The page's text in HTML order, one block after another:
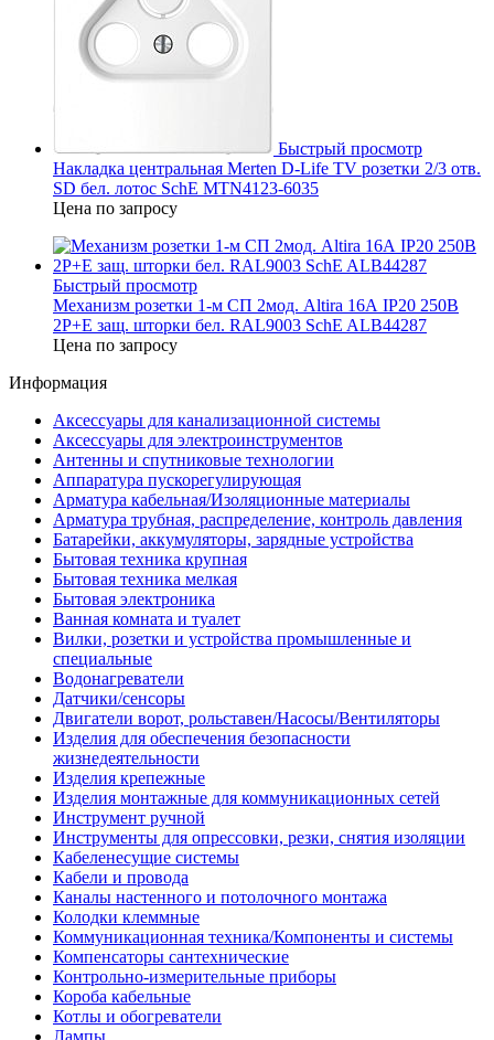
Быстрый просмотр
Накладка центральная Merten D-Life TV розетки 2/3 отв.
SD бел. лотос SchE MTN4123-6035
Цена по запросу
Быстрый просмотр
Механизм розетки 1-м СП 2мод. Altira 16А IP20 250В
2P+E защ. шторки бел. RAL9003 SchE ALB44287
Цена по запросу
Информация
Аксессуары для канализационной системы
Аксессуары для электроинструментов
Антенны и спутниковые технологии
Аппаратура пускорегулирующая
Арматура кабельная/Изоляционные материалы
Арматура трубная, распределение, контроль давления
Батарейки, аккумуляторы, зарядные устройства
Бытовая техника крупная
Бытовая техника мелкая
Бытовая электроника
Ванная комната и туалет
Вилки, розетки и устройства промышленные и
специальные
Водонагреватели
Датчики/сенсоры
Двигатели ворот, рольставен/Насосы/Вентиляторы
Изделия для обеспечения безопасности
жизнедеятельности
Изделия крепежные
Изделия монтажные для коммуникационных сетей
Инструмент ручной
Инструменты для опрессовки, резки, снятия изоляции
Кабеленесущие системы
Кабели и провода
Каналы настенного и потолочного монтажа
Колодки клеммные
Коммуникационная техника/Компоненты и системы
Компенсаторы сантехнические
Контрольно-измерительные приборы
Короба кабельные
Котлы и обогреватели
Лампы